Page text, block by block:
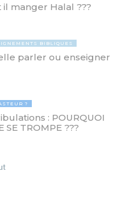
manger Halal ???
BIBLIQUES
parler ou enseigner
?
: POURQUOI
SE TROMPE ???